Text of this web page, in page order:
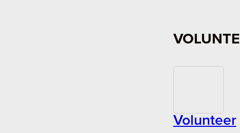
Volunteer